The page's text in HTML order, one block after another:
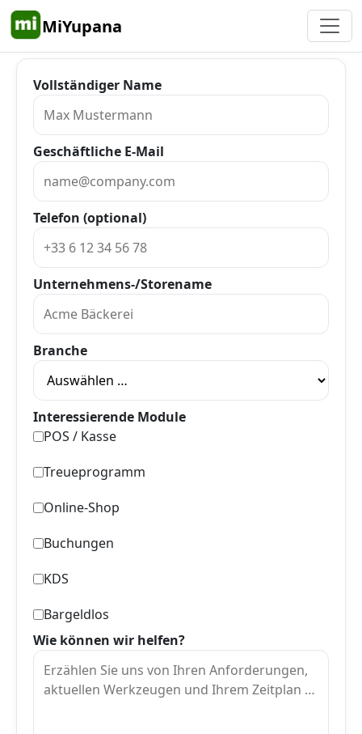
MiYupana
Vollständiger Name
Geschäftliche E-Mail
Telefon (optional)
Unternehmens-/Storename
Branche
Interessierende Module
POS / Kasse
Treueprogramm
Online-Shop
Buchungen
KDS
Bargeldlos
Wie können wir helfen?